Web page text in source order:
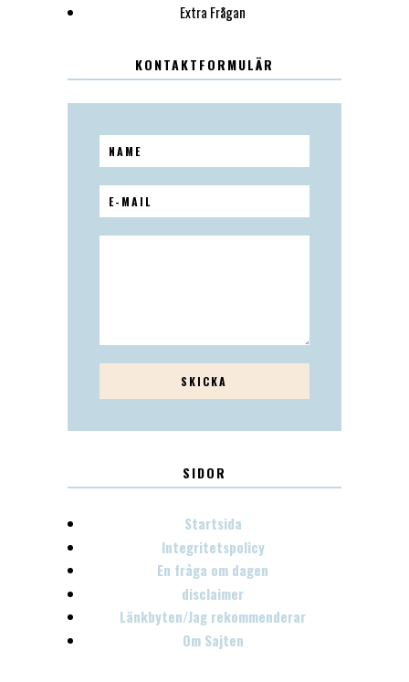
Extra Frågan
KONTAKTFORMULÄR
SIDOR
Startsida
Integritetspolicy
En fråga om dagen
disclaimer
Länkbyten/Jag rekommenderar
Om Sajten